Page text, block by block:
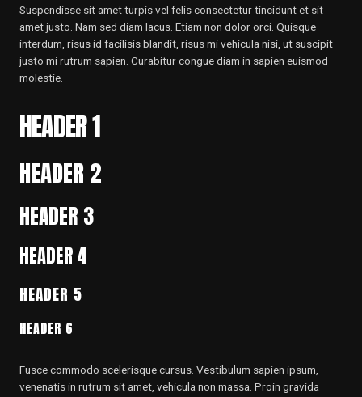
Suspendisse sit amet turpis vel felis consectetur tincidunt et sit
amet justo. Nam sed diam lacus. Etiam non dolor orci. Quisque
interdum, risus id facilisis blandit, risus mi vehicula nisi, ut suscipit
justo mi rutrum sapien. Curabitur congue diam in sapien euismod
molestie.
HEADER 1
HEADER 2
HEADER 3
HEADER 4
HEADER 5
HEADER 6
Fusce commodo scelerisque cursus. Vestibulum sapien ipsum,
venenatis in rutrum sit amet, vehicula non massa. Proin gravida